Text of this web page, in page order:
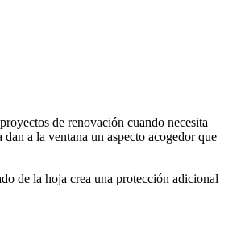
de renovación cuando necesita
a la ventana un aspecto acogedor que
de la hoja crea una protección adicional